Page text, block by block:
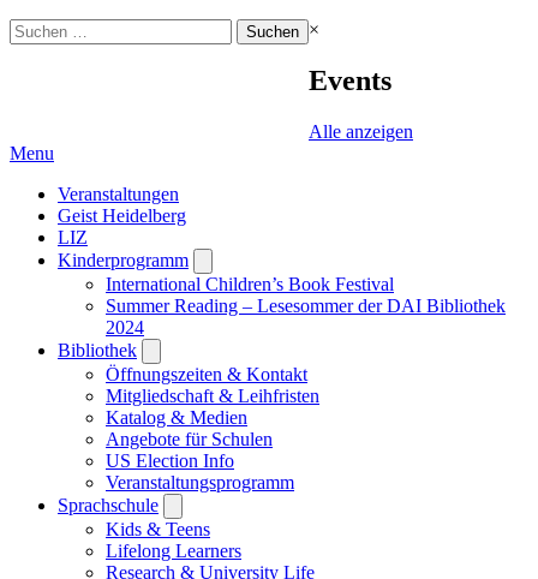
Suchen
nach:
×
Events
Alle anzeigen
Menu
Veranstaltungen
Geist Heidelberg
LIZ
Kinderprogramm
submenu
International Children’s Book Festival
Summer Reading – Lesesommer der DAI Bibliothek
2024
Bibliothek
submenu
Öffnungszeiten & Kontakt
Mitgliedschaft & Leihfristen
Katalog & Medien
Angebote für Schulen
US Election Info
Veranstaltungsprogramm
Sprachschule
submenu
Kids & Teens
Lifelong Learners
Research & University Life